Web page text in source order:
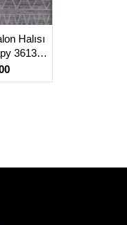
Halısı
36130